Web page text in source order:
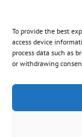
To provide the best
access device
process data such as
or withdrawing
Suchen